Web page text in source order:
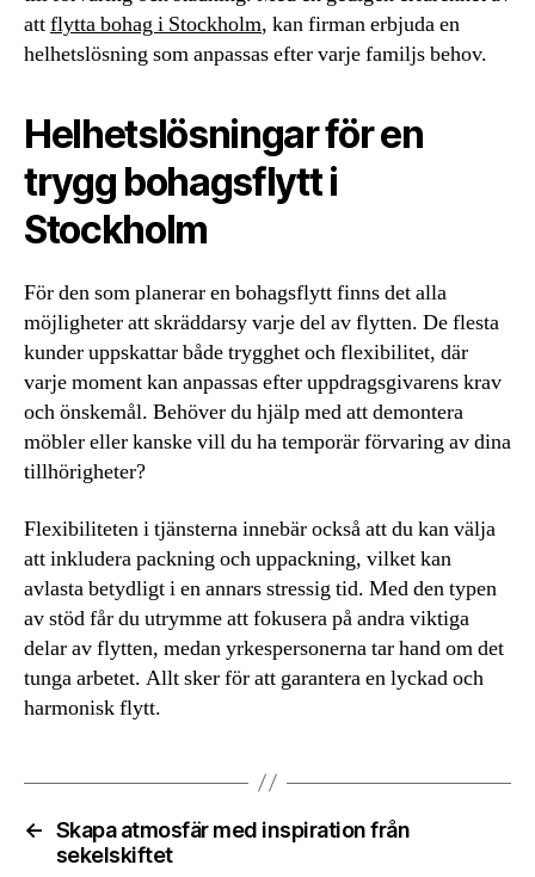
attflytta bohag i Stockholm, kan firman erbjuda en
helhetslösning som anpassas efter varje familjs behov.
Helhetslösningar för en
trygg bohagsflytt i
Stockholm
För den som planerar en bohagsflytt finns det alla
möjligheter att skräddarsy varje del av flytten. De flesta
kunder uppskattar både trygghet och flexibilitet, där
varje moment kan anpassas efter uppdragsgivarens krav
och önskemål. Behöver du hjälp med att demontera
möbler eller kanske vill du ha temporär förvaring av dina
tillhörigheter?
Flexibiliteten i tjänsterna innebär också att du kan välja
att inkludera packning och uppackning, vilket kan
avlasta betydligt i en annars stressig tid. Med den typen
av stöd får du utrymme att fokusera på andra viktiga
delar av flytten, medan yrkespersonerna tar hand om det
tunga arbetet. Allt sker för att garantera en lyckad och
harmonisk flytt.
← Skapa atmosfär med inspiration från
sekelskiftet